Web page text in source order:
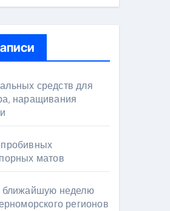
средств для
наращивания
матов
ближайшую неделю
регионов